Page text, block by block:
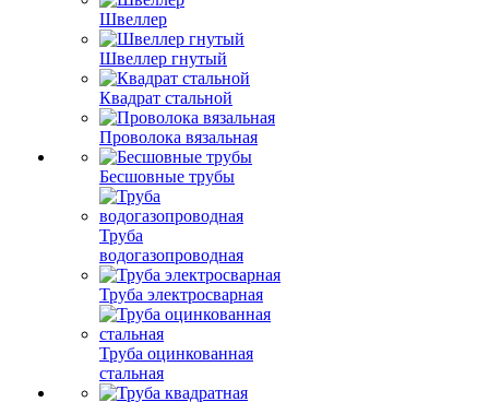
Швеллер
Швеллер гнутый
Квадрат стальной
Проволока вязальная
Бесшовные трубы
Труба
водогазопроводная
Труба электросварная
Труба оцинкованная
стальная